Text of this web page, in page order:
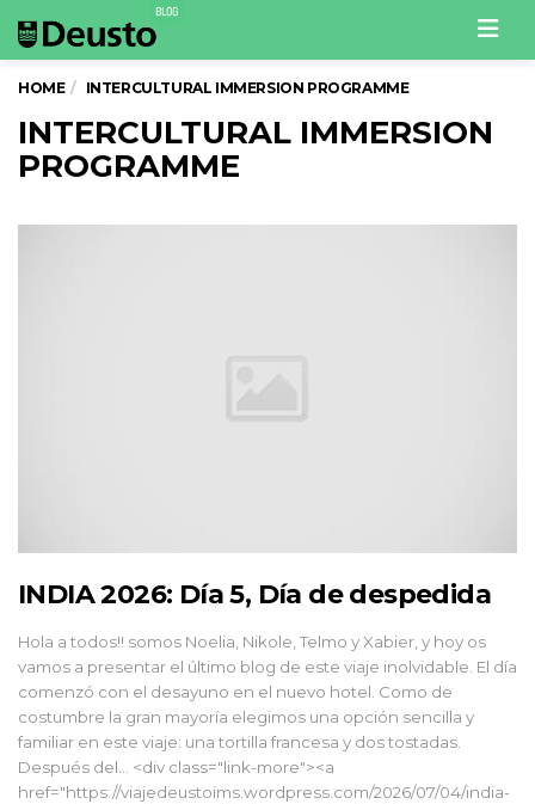
HOME INTERCULTURAL IMMERSION PROGRAMME
INTERCULTURAL IMMERSION
PROGRAMME
INDIA 2026: Día 5, Día de despedida
Hola a todos!! somos Noelia, Nikole, Telmo y Xabier, y hoy os
vamos a presentar el último blog de este viaje inolvidable. El día
comenzó con el desayuno en el nuevo hotel. Como de
costumbre la gran mayoría elegimos una opción sencilla y
familiar en este viaje: una tortilla francesa y dos tostadas.
Después del... <div class="link-more"><a
href="https://viajedeustoims.wordpress.com/2026/07/04/india-